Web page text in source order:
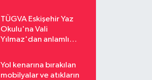
TÜGVA Eskişehir Yaz
Okulu'na Vali
Yılmaz'dan anlamlı
Yol kenarına bırakılan
mobilyalar ve atıkların